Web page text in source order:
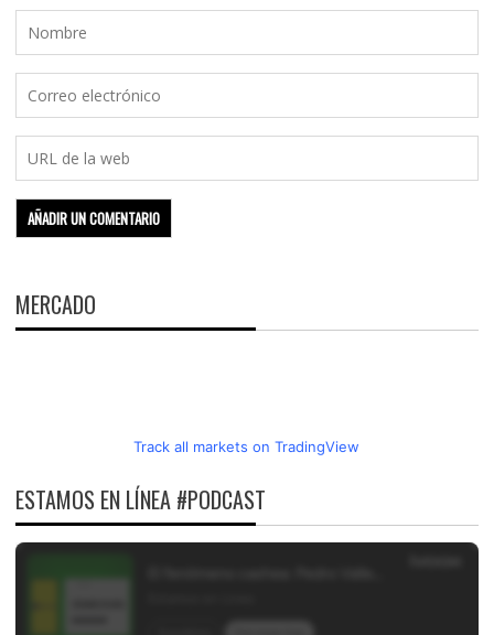
MERCADO
Track all markets on TradingView
ESTAMOS EN LÍNEA #PODCAST